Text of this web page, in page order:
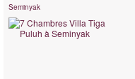
Seminyak